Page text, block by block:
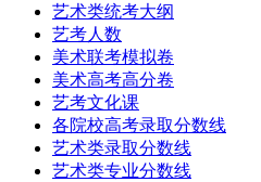
艺术类统考大纲
艺考人数
美术联考模拟卷
美术高考高分卷
艺考文化课
各院校高考录取分数线
艺术类录取分数线
艺术类专业分数线